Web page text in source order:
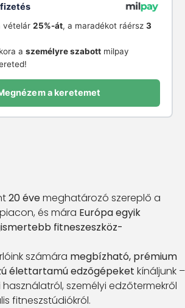
vételár 25%-át, a maradékot ráérsz 3
a személyre szabottmilpay
a keretemet
20 évemeghatározó szereplő a
és mára Európa egyik
fitneszeszköz-
számára megbízható, prémium
élettartamú edzőgépeket kínáljunk –
személyi edzőtermekről
fitneszstúdiókról.